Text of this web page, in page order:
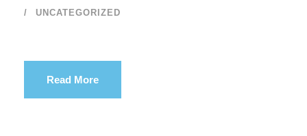
UNCATEGORIZED
Read More